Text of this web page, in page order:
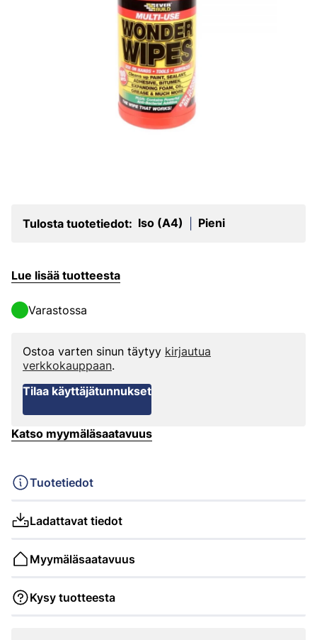
Tulosta tuotetiedot: Iso (A4) Pieni
Lue lisää tuotteesta
Varastossa
Ostoa varten sinun täytyy kirjautua
verkkokauppaan.
Tilaa käyttäjätunnukset
Katso myymäläsaatavuus
Tuotetiedot
Ladattavat tiedot
Myymäläsaatavuus
Kysy tuotteesta